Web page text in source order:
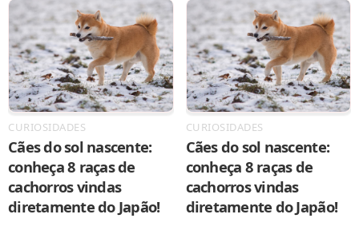
CURIOSIDADES
Cães do sol nascente:
conheça 8 raças de
cachorros vindas
diretamente do Japão!
CURIOSIDADES
Cães do sol nascente:
conheça 8 raças de
cachorros vindas
diretamente do Japão!